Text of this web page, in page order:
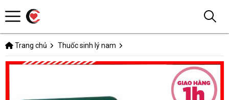
Trang chủ Thuốc sinh lý nam